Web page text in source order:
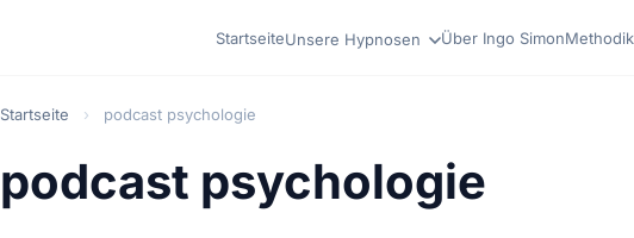
StartseiteUnsere Hypnosen Über Ingo SimonMethodik
Startseite › podcast psychologie
podcast psychologie